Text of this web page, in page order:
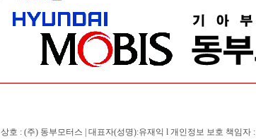
상호 : (주) 동부모터스 | 대표자(성명):유재익 l 개인정보 보호 책임자 :